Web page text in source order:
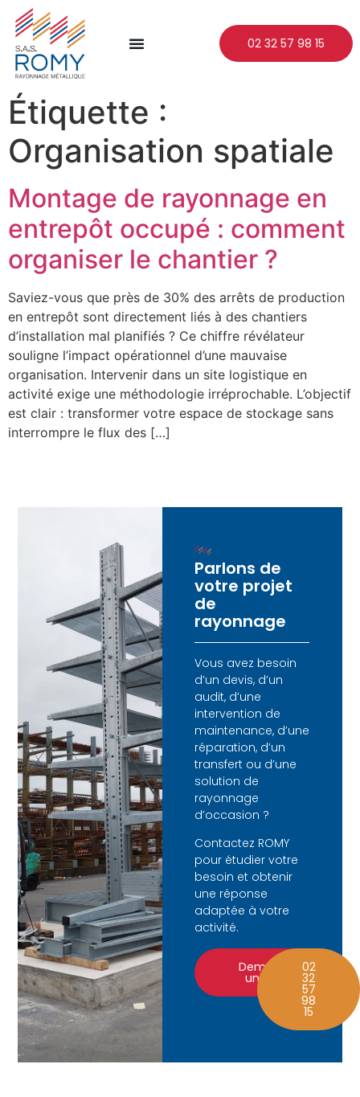
02 32 57 98 15
Étiquette :
Organisation spatiale
Montage de rayonnage en
entrepôt occupé : comment
organiser le chantier ?
Saviez-vous que près de 30% des arrêts de production
en entrepôt sont directement liés à des chantiers
d’installation mal planifiés ? Ce chiffre révélateur
souligne l’impact opérationnel d’une mauvaise
organisation. Intervenir dans un site logistique en
activité exige une méthodologie irréprochable. L’objectif
est clair : transformer votre espace de stockage sans
interrompre le flux des […]
Parlons de
votre projet
de
rayonnage
Vous avez besoin
d’un devis, d’un
audit, d’une
intervention de
maintenance, d’une
réparation, d’un
transfert ou d’une
solution de
rayonnage
d’occasion ?
Contactez ROMY
pour étudier votre
besoin et obtenir
une réponse
adaptée à votre
activité.
Demander
un devis
02
32
57
98
15